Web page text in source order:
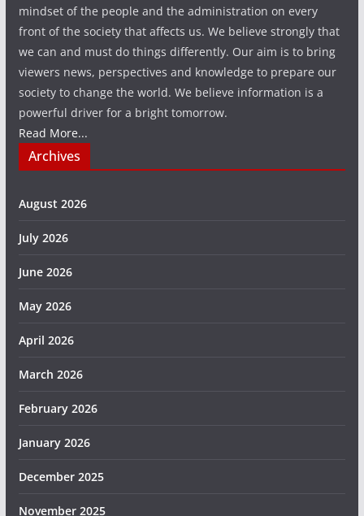
mindset of the people and the administration on every
front of the society that affects us. We believe strongly that
we can and must do things differently. Our aim is to bring
viewers news, perspectives and knowledge to prepare our
society to change the world. We believe information is a
powerful driver for a bright tomorrow.
Read More...
Archives
August 2026
July 2026
June 2026
May 2026
April 2026
March 2026
February 2026
January 2026
December 2025
November 2025